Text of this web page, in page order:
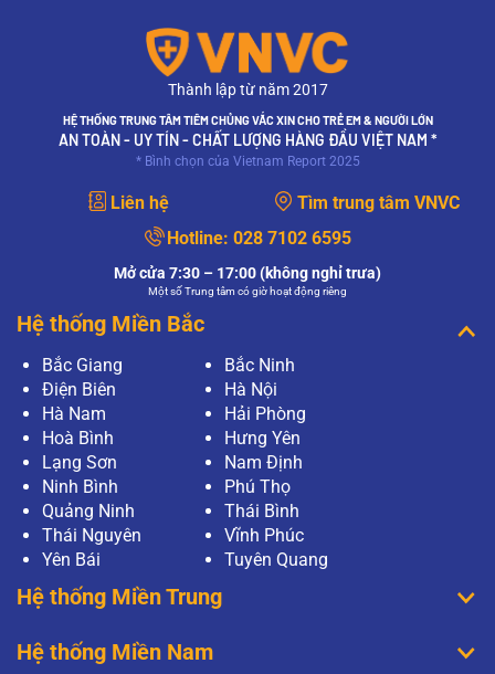
Thành lập từ năm 2017
HỆ THỐNG TRUNG TÂM TIÊM CHỦNG VẮC XIN CHO TRẺ EM & NGƯỜI LỚN
AN TOÀN - UY TÍN - CHẤT LƯỢNG HÀNG ĐẦU VIỆT NAM *
* Bình chọn của Vietnam Report 2025
Liên hệ
Tìm trung tâm VNVC
Hotline: 028 7102 6595
Mở cửa 7:30 – 17:00 (không nghỉ trưa)
Một số Trung tâm có giờ hoạt động riêng
Hệ thống Miền Bắc
Bắc Giang
Bắc Ninh
Điện Biên
Hà Nội
Hà Nam
Hải Phòng
Hoà Bình
Hưng Yên
Lạng Sơn
Nam Định
Ninh Bình
Phú Thọ
Quảng Ninh
Thái Bình
Thái Nguyên
Vĩnh Phúc
Yên Bái
Tuyên Quang
Hệ thống Miền Trung
Hệ thống Miền Nam